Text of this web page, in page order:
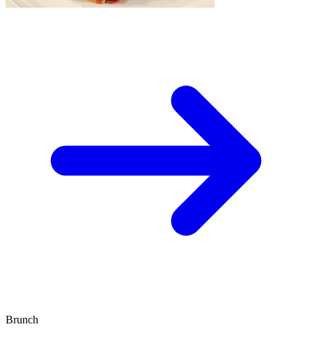
Brunch